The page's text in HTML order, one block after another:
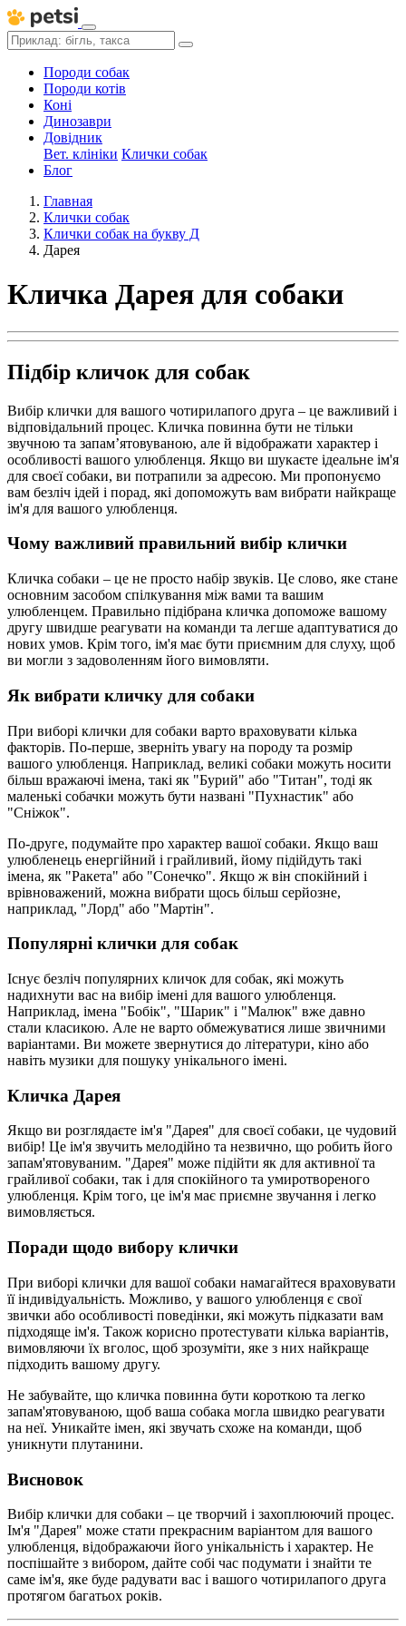
Породи собак
Породи котів
Коні
Динозаври
Довідник
Вет. клініки Клички собак
Блог
Главная
Клички собак
Клички собак на букву Д
Дарея
Кличка Дарея для собаки
Підбір кличок для собак
Вибір клички для вашого чотирилапого друга – це важливий і
відповідальний процес. Кличка повинна бути не тільки
звучною та запам’ятовуваною, але й відображати характер і
особливості вашого улюбленця. Якщо ви шукаєте ідеальне ім'я
для своєї собаки, ви потрапили за адресою. Ми пропонуємо
вам безліч ідей і порад, які допоможуть вам вибрати найкраще
ім'я для вашого улюбленця.
Чому важливий правильний вибір клички
Кличка собаки – це не просто набір звуків. Це слово, яке стане
основним засобом спілкування між вами та вашим
улюбленцем. Правильно підібрана кличка допоможе вашому
другу швидше реагувати на команди та легше адаптуватися до
нових умов. Крім того, ім'я має бути приємним для слуху, щоб
ви могли з задоволенням його вимовляти.
Як вибрати кличку для собаки
При виборі клички для собаки варто враховувати кілька
факторів. По-перше, зверніть увагу на породу та розмір
вашого улюбленця. Наприклад, великі собаки можуть носити
більш вражаючі імена, такі як "Бурий" або "Титан", тоді як
маленькі собачки можуть бути названі "Пухнастик" або
"Сніжок".
По-друге, подумайте про характер вашої собаки. Якщо ваш
улюбленець енергійний і грайливий, йому підійдуть такі
імена, як "Ракета" або "Сонечко". Якщо ж він спокійний і
врівноважений, можна вибрати щось більш серйозне,
наприклад, "Лорд" або "Мартін".
Популярні клички для собак
Існує безліч популярних кличок для собак, які можуть
надихнути вас на вибір імені для вашого улюбленця.
Наприклад, імена "Бобік", "Шарик" і "Малюк" вже давно
стали класикою. Але не варто обмежуватися лише звичними
варіантами. Ви можете звернутися до літератури, кіно або
навіть музики для пошуку унікального імені.
Кличка Дарея
Якщо ви розглядаєте ім'я "Дарея" для своєї собаки, це чудовий
вибір! Це ім'я звучить мелодійно та незвично, що робить його
запам'ятовуваним. "Дарея" може підійти як для активної та
грайливої собаки, так і для спокійного та умиротвореного
улюбленця. Крім того, це ім'я має приємне звучання і легко
вимовляється.
Поради щодо вибору клички
При виборі клички для вашої собаки намагайтеся враховувати
її індивідуальність. Можливо, у вашого улюбленця є свої
звички або особливості поведінки, які можуть підказати вам
підходяще ім'я. Також корисно протестувати кілька варіантів,
вимовляючи їх вголос, щоб зрозуміти, яке з них найкраще
підходить вашому другу.
Не забувайте, що кличка повинна бути короткою та легко
запам'ятовуваною, щоб ваша собака могла швидко реагувати
на неї. Уникайте імен, які звучать схоже на команди, щоб
уникнути плутанини.
Висновок
Вибір клички для собаки – це творчий і захоплюючий процес.
Ім'я "Дарея" може стати прекрасним варіантом для вашого
улюбленця, відображаючи його унікальність і характер. Не
поспішайте з вибором, дайте собі час подумати і знайти те
саме ім'я, яке буде радувати вас і вашого чотирилапого друга
протягом багатьох років.